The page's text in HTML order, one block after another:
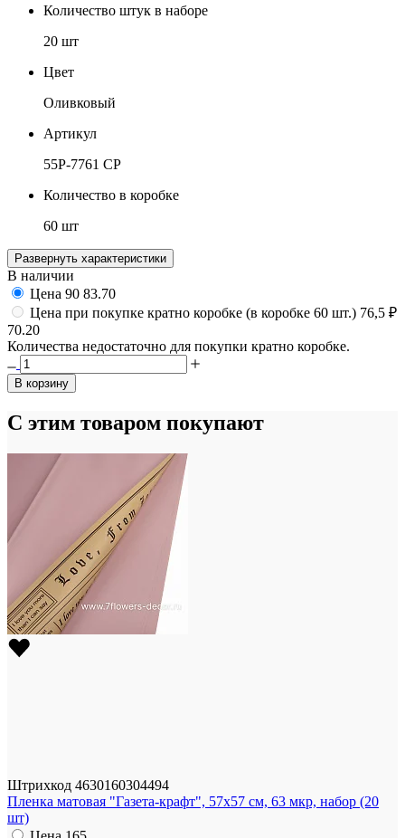
Количество штук в наборе
20 шт
Цвет
Оливковый
Артикул
55P-7761 CP
Количество в коробке
60 шт
Развернуть характеристики
В наличии
Цена 90 83.70
Цена при покупке кратно коробке (в коробке 60 шт.) 76,5 ₽
70.20
Количества недостаточно для покупки кратно коробке.
В корзину
С этим товаром покупают
Штрихкод 4630160304494
Пленка матовая "Газета-крафт", 57x57 см, 63 мкр, набор (20
шт)